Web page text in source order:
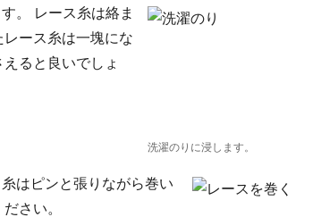
洗濯のりに浸します。
。 レース糸は絡ま
ース糸は一塊にな
ると良いでしょ
はピンと張りながら巻い
さい。